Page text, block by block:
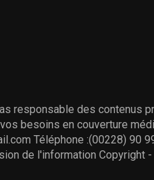
responsable des contenus
besoins en couverture
Téléphone :(00228) 90
de l'information Copyright